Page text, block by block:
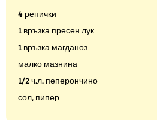
4 репички
1 връзка пресен лук
1 връзка магданоз
малко мазнина
1/2 ч.л. пеперончино
сол, пипер